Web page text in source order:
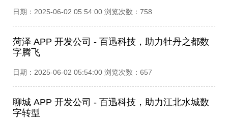
日期：2025-06-02 05:54:00 浏览次数：758
菏泽 APP 开发公司 - 百迅科技，助力牡丹之都数
字腾飞
日期：2025-06-02 05:54:00 浏览次数：657
聊城 APP 开发公司 - 百迅科技，助力江北水城数
字转型​